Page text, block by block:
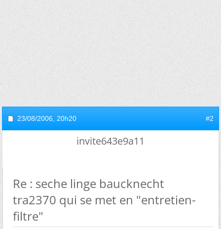
23/08/2006, 20h20 #2
invite643e9a11
Re : seche linge baucknecht
tra2370 qui se met en "entretien-
filtre"